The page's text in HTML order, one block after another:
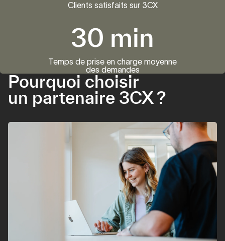
Clients satisfaits sur 3CX
30 min
Temps de prise en charge moyenne
des demandes
Pourquoi choisir
un partenaire 3CX ?